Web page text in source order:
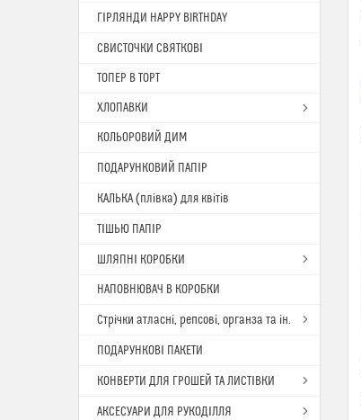
ГІРЛЯНДИ HAPPY BIRTHDAY
СВИСТОЧКИ СВЯТКОВІ
ТОПЕР В ТОРТ
ХЛОПАВКИ
КОЛЬОРОВИЙ ДИМ
ПОДАРУНКОВИЙ ПАПІР
КАЛЬКА (плівка) для квітів
ТІШЬЮ ПАПІР
ШЛЯПНІ КОРОБКИ
НАПОВНЮВАЧ В КОРОБКИ
Стрічки атласні, репсові, органза та ін.
ПОДАРУНКОВІ ПАКЕТИ
КОНВЕРТИ ДЛЯ ГРОШЕЙ ТА ЛИСТІВКИ
АКСЕСУАРИ ДЛЯ РУКОДІЛЛЯ